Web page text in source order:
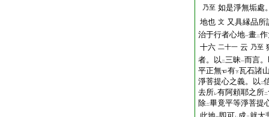
乃至 如是淨無垢處
地也 文 又具縁品所
治于行者心地一畫二
十六 二十一 云 乃至
者。以 二三昧一而言
平正無
有下瓦石諸
淨菩提心之義。以 二
去所レ有阿頼耶之所二
除二畢竟平等淨菩提